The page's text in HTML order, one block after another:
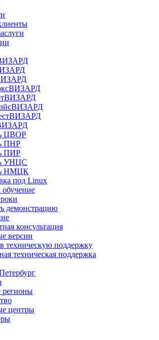
ЦВОР
ПНР
ПИР
УНЦС
НМЦК
под Linux
демонстрацию
консультация
версии
техническую поддержку
техническая поддержка
регионы
центры